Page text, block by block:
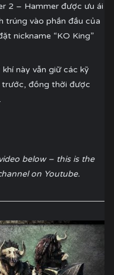
2 – Hammer được ưu ái
trúng vào phần đầu của
nickname “KO King”
này vẫn giữ các kỹ
trước, đồng thời được
below – this is the
on Youtube.